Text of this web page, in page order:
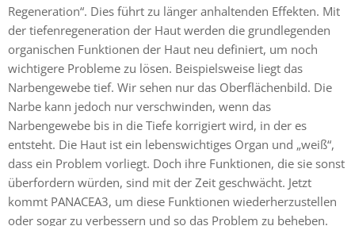
Regeneration“. Dies führt zu länger anhaltenden Effekten. Mit
der tiefenregeneration der Haut werden die grundlegenden
organischen Funktionen der Haut neu definiert, um noch
wichtigere Probleme zu lösen. Beispielsweise liegt das
Narbengewebe tief. Wir sehen nur das Oberflächenbild. Die
Narbe kann jedoch nur verschwinden, wenn das
Narbengewebe bis in die Tiefe korrigiert wird, in der es
entsteht. Die Haut ist ein lebenswichtiges Organ und „weiß“,
dass ein Problem vorliegt. Doch ihre Funktionen, die sie sonst
überfordern würden, sind mit der Zeit geschwächt. Jetzt
kommt PANACEA3, um diese Funktionen wiederherzustellen
oder sogar zu verbessern und so das Problem zu beheben.